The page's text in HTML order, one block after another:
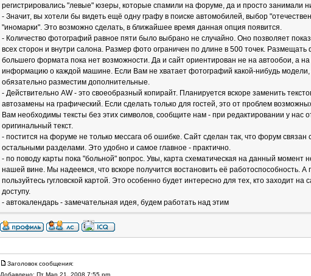
регистрировались "левые" юзеры, которые спамили на форуме, да и просто занимали
- Значит, вы хотели бы видеть ещё одну графу в поиске автомобилей, выбор
"иномарки". Это возможно сделать, в ближайшее время данная опция появится.
- Количество фотографий равное пяти было выбрано не случайно. Оно позволяет
всех сторон и внутри салона. Размер фото ограничен по длине в 500 точек. Размещать
большего формата пока нет возможности. Да и сайт ориентирован не на автообои, а
информацию о каждой машине. Если Вам не хватает фотографий какой-нибудь
обязательно разместим дополнительные.
- Действительно AW - это своеобразный копирайт. Планируется вскоре заменить
автозамены на графический. Если сделать только для гостей, это от проблем
Вам необходимы тексты без этих символов, сообщите нам - при редактировании у нас
оригинальный текст.
- постится на форуме не только мессага об ошибке. Сайт сделан так, что форум связан
остальными разделами. Это удобно и самое главное - практично.
- по поводу карты пока "больной" вопрос. Увы, карта схематическая на данный момент
нашей вине. Мы надеемся, что вскоре получится востановить её работоспособность. А
пользуйтесь гугловской картой. Это особенно будет интересно для тех, кто заходит на
доступу.
- автокалендарь - замечательная идея, будем работать над этим
Заголовок сообщения:
Добавлено: Пт Мар 21, 2008 7:55 pm